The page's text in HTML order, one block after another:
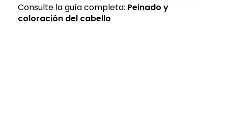
Consulte la guía completa: Peinado y
coloración del cabello